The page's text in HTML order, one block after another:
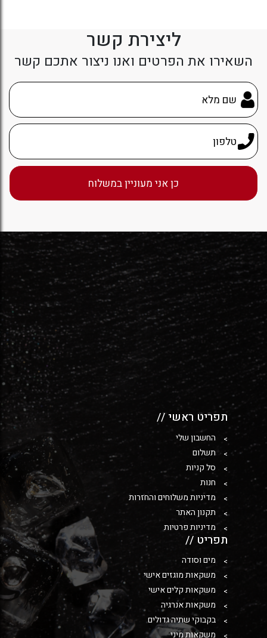
ליצירת קשר
השאירו את הפרטים ואנו ניצור אתכם קשר
תפריט ראשי //
החשבון שלי
תשלום
סל קניות
חנות
מדיניות משלוחים והחזרות
תקנון האתר
מדיניות פרטיות
תפריט //
מים וסודה
משקאות מוגזים אישי
משקאות קלים אישי
משקאות אנרגיה
בקבוקי שתיה גדולים
משקאות מיני